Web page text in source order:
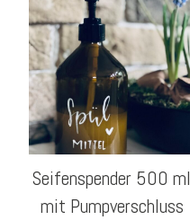
Seifenspender 500 ml
mit Pumpverschluss